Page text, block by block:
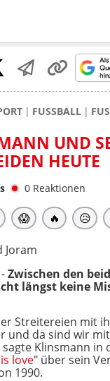
FUSSBALL
UND
HEUTE
0 Reaktionen
😱 🔥 😥
Joram
Zwischen den
längst keine
Streitereien mit
und da sind wir
sagte Klinsmann in
love" über sein
1990.